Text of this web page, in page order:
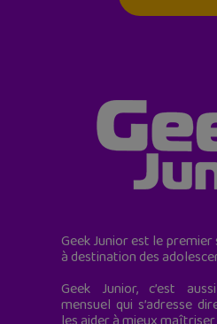
Geek Junior est le
à destination des
Geek Junior, c’est
mensuel qui s’adresse